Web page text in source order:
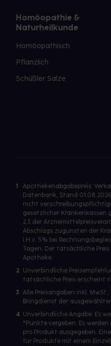
Homöopathie &
Naturheilkunde
Homöopathisch
Pflanzlich
Schüßler Salze
1
Apothekenabgabepreis:
Datenbank, Stand
nicht
gesetzlicher Krankenkassen
2,3 der
Abschlags zugunsten der
i.H.v. 5% bei
Tagen. Der tatsächliche
Apotheke.
2 Unverbindliche
tatsächliche Preis erscheint
3 Alle Preisangaben inkl.
Bringdienst der
4 Unverbindliche Angabe. Es
°Punkte vergeben. Es werden
pro Produkt ausgegeben.
für Produkte mit einem